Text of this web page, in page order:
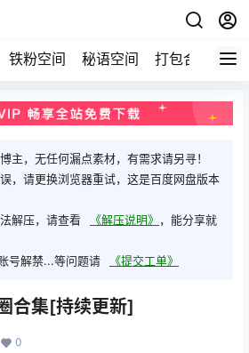
铁粉空间 秘语空间 打包合集 关
主，无任何漏点素材，有需求请另寻！
，请更换浏览器重试，这是百度网盘版本
解压，请查看
《解压说明》 ，能分享就
号解禁...等问题请
《提交工单》
合集[持续更新]
0